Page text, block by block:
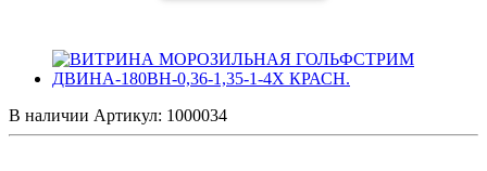
В наличии Артикул: 1000034